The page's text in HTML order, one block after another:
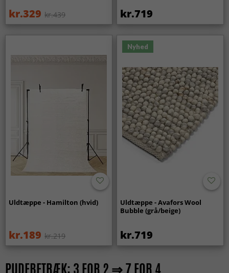
kr.329 kr.439 kr.719
Uldtæppe - Hamilton (hvid)
kr.189 kr.219
Nyhed
Uldtæppe - Avafors Wool
Bubble (grå/beige)
kr.719
PUDEBETRÆK: 3 FOR 2 ⇒ 7 FOR 4